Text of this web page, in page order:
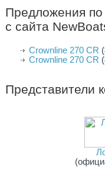
Предложения
с сайта
Сrownline 270 CR
Crownline 270 CR
Представители